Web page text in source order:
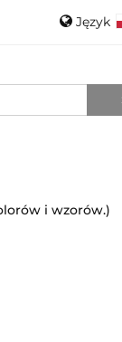
Język
Ceramika
i wzorów.)